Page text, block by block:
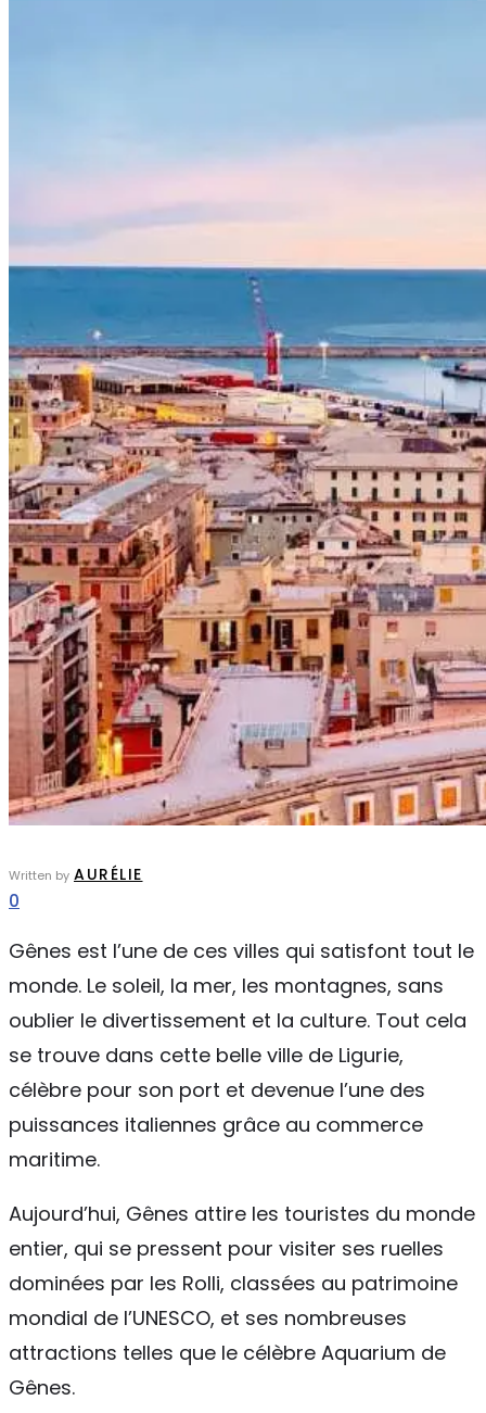
Written by AURÉLIE
0
Gênes est l’une de ces villes qui satisfont tout le
monde. Le soleil, la mer, les montagnes, sans
oublier le divertissement et la culture. Tout cela
se trouve dans cette belle ville de Ligurie,
célèbre pour son port et devenue l’une des
puissances italiennes grâce au commerce
maritime.
Aujourd’hui, Gênes attire les touristes du monde
entier, qui se pressent pour visiter ses ruelles
dominées par les Rolli, classées au patrimoine
mondial de l’UNESCO, et ses nombreuses
attractions telles que le célèbre Aquarium de
Gênes.